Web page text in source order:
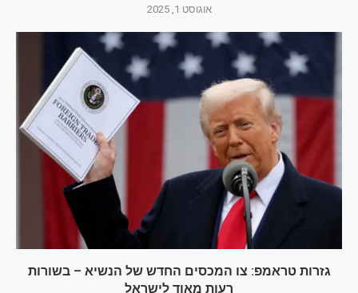
אוגוסט 1, 2025
גזרות טראמפ: צו המכסים החדש של הנשיא – בשורות
רעות מאוד לישראל